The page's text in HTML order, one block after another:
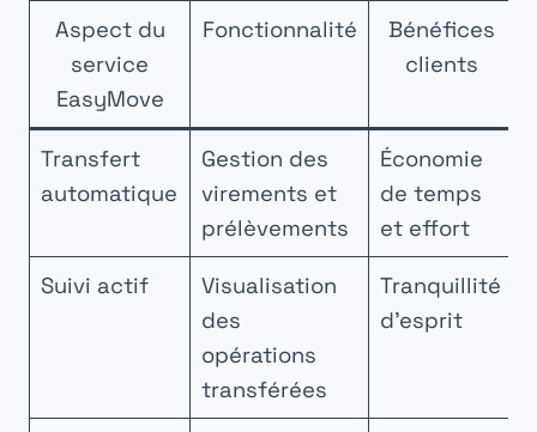
Aspect du
service
EasyMove
Fonctionnalité
Bénéfices
clients
Transfert
automatique
Gestion des
virements et
prélèvements
Économie
de temps
et effort
Suivi actif
Visualisation
des
opérations
transférées
Tranquillité
d’esprit